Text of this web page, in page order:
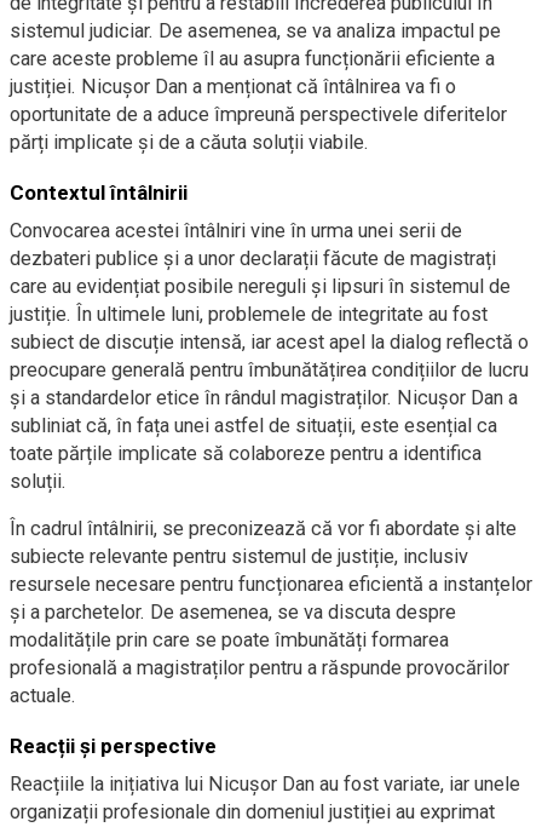
sistemul judiciar. De asemenea, se va analiza impactul pe
care aceste probleme îl au asupra funcționării eficiente a
justiției. Nicușor Dan a menționat că întâlnirea va fi o
oportunitate de a aduce împreună perspectivele diferitelor
părți implicate și de a căuta soluții viabile.
Contextul întâlnirii
Convocarea acestei întâlniri vine în urma unei serii de
dezbateri publice și a unor declarații făcute de magistrați
care au evidențiat posibile nereguli și lipsuri în sistemul de
justiție. În ultimele luni, problemele de integritate au fost
subiect de discuție intensă, iar acest apel la dialog reflectă o
preocupare generală pentru îmbunătățirea condițiilor de lucru
și a standardelor etice în rândul magistraților. Nicușor Dan a
subliniat că, în fața unei astfel de situații, este esențial ca
toate părțile implicate să colaboreze pentru a identifica
soluții.
În cadrul întâlnirii, se preconizează că vor fi abordate și alte
subiecte relevante pentru sistemul de justiție, inclusiv
resursele necesare pentru funcționarea eficientă a instanțelor
și a parchetelor. De asemenea, se va discuta despre
modalitățile prin care se poate îmbunătăți formarea
profesională a magistraților pentru a răspunde provocărilor
actuale.
Reacții și perspective
Reacțiile la inițiativa lui Nicușor Dan au fost variate, iar unele
organizații profesionale din domeniul justiției au exprimat